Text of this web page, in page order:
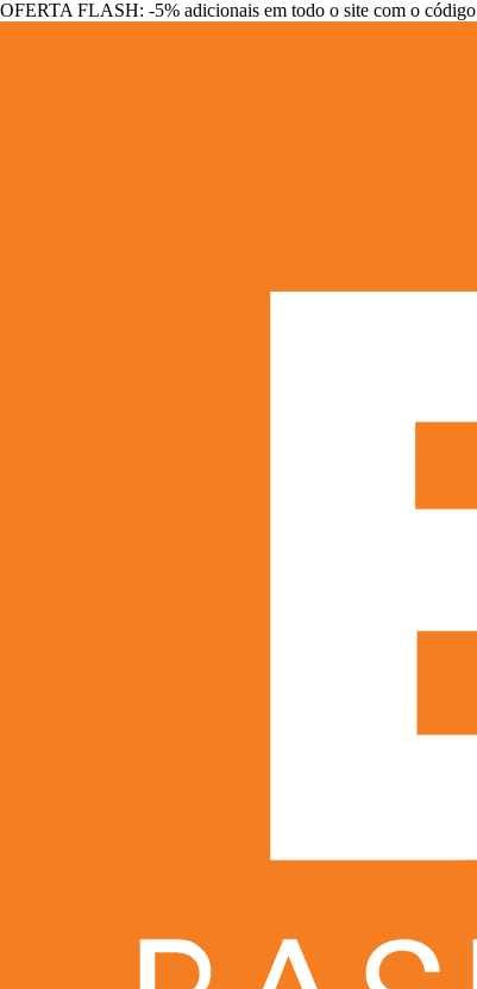
OFERTA FLASH: -5% adicionais em todo o site com o código